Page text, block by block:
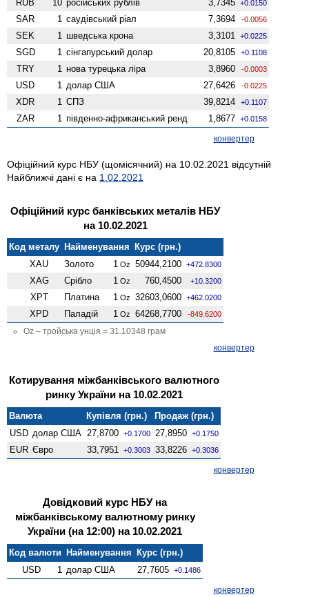
RUB 10 російських рублів 3,7345 +0.0150
SAR 1 саудівський ріал 7,3694 -0.0056
SEK 1 шведська крона 3,3101 +0.0225
SGD 1 сінгапурський долар 20,8105 +0.1108
TRY 1 нова турецька ліра 3,8960 -0.0003
USD 1 долар США 27,6426 -0.0225
XDR 1 СПЗ 39,8214 +0.1107
ZAR 1 південно-африканський ренд 1,8677 +0.0158
конвертер
Офіційний курс НБУ (щомісячний) на 10.02.2021 відсутній
Найближчі дані є на 1.02.2021
Офіційний курс банківських металів НБУ
на 10.02.2021
Код металу Найменування Курс (грн.)
XAU
Золото 1 Oz 50944,2100 +472.8300
XAG Срібло 1 Oz 760,4500 +10.3200
XPT Платина 1 Oz 32603,0600 +462.0200
XPD Паладій 1 Oz 64268,7700 -849.6200
Oz – тройська унція = 31.10348 грам
конвертер
Котирування міжбанківського валютного
ринку України на 10.02.2021
Валюта Купівля (грн.)
Продаж (грн.)
USD долар США 27,8700 +0.1700 27,8950 +0.1750
EUR Євро 33,7951 +0.3003 33,8226 +0.3036
конвертер
Довідковий курс НБУ на
міжбанківському валютному ринку
України (на 12:00) на 10.02.2021
Код валюти Найменування Курс (грн.)
USD
1 долар США 27,7605 +0.1486
конвертер